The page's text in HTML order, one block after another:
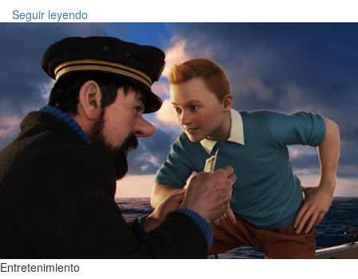
Seguir leyendo
Entretenimiento